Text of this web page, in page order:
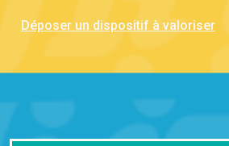
Déposer un dispositif à valoriser